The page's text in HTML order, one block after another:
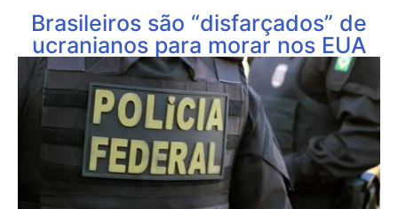
Brasileiros são “disfarçados” de
ucranianos para morar nos EUA